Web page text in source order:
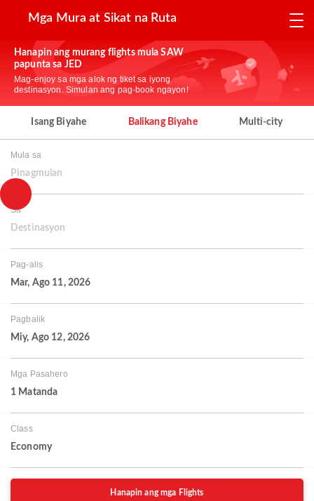
Mga Mura at Sikat na Ruta
Hanapin ang murang flights mula SAW
papunta sa JED
Mag-enjoy sa mga alok ng tiket sa iyong
destinasyon. Simulan ang pag-book ngayon!
Isang Biyahe Balikang Biyahe Multi-city
Mula sa
Pinagmulan
Sa
Destinasyon
Pag-alis
Mar, Ago 11, 2026
Pagbalik
Miy, Ago 12, 2026
Mga Pasahero
1 Matanda
Class
Economy
Hanapin ang mga Flights